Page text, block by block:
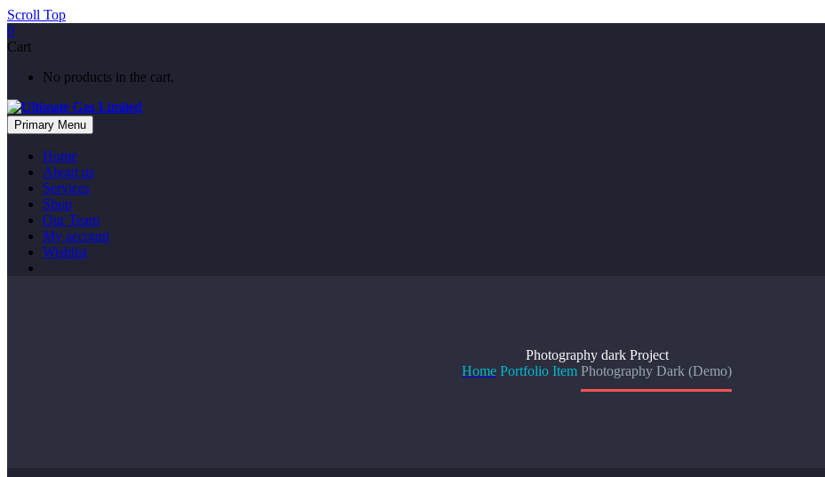
Scroll Top
0
Cart
No products in the cart.
Primary Menu
Home
About us
Services
Shop
Our Team
My account
Wishlist
Photography dark Project
Home Portfolio Item Photography Dark (Demo)